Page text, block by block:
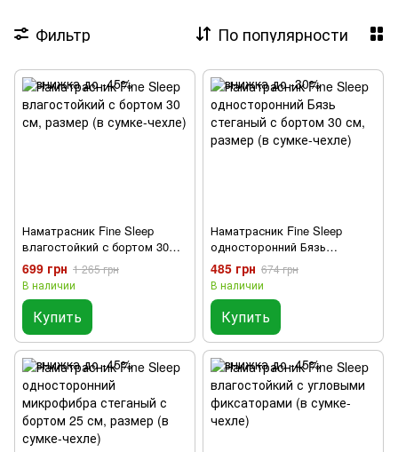
Фильтр По популярности
Наматрасник Fine Sleep
влагостойкий с бортом 30
см, размер (в сумке-чехле)
699 грн 1 265 грн
В наличии
Купить
Наматрасник Fine Sleep
односторонний Бязь
стеганый с бортом 30 см,
размер (в сумке-чехле)
485 грн 674 грн
В наличии
Купить